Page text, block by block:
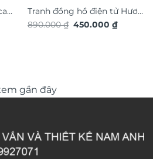
Tranh đồng hồ điện tử Hươu
Tài Lộc TG4916S
890.000₫ Giá
gốc
450.000₫Giá
gần đây